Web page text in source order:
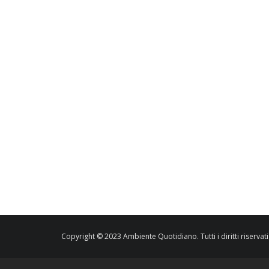
Copyright © 2023 Ambiente Quotidiano. Tutti i diritti riservati.